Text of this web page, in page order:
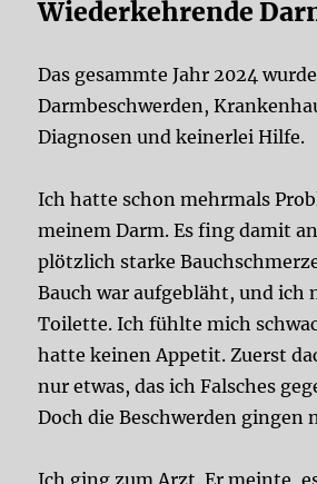
Wiederkehrende
Das gesammte Jahr 2024
Darmbeschwerden,
Diagnosen und keinerlei Hilfe.
Ich hatte schon mehrmals
meinem Darm. Es fing damit
plötzlich starke
Bauch war aufgebläht, und ich
Toilette. Ich fühlte mich
hatte keinen Appetit. Zuerst
nur etwas, das ich Falsches
Doch die Beschwerden gingen